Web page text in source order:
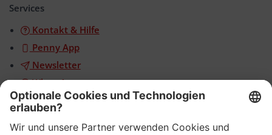
Services
Kontakt & Hilfe
Penny App
Newsletter
WhatsApp
App